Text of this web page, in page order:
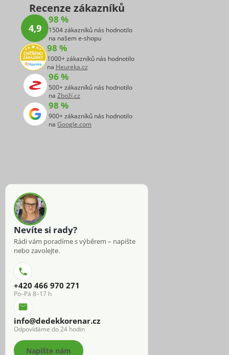
Recenze zákazníků
4,9
98 %
1504 zákazníků nás hodnotilo
na našem e-shopu
98 %
1000+ zákazníků nás hodnotilo
na Heureka.cz
96 %
500+ zákazníků nás hodnotilo
na Zboží.cz
98 %
900+ zákazníků nás hodnotilo
na Google.com
Nevíte si rady?
Rádi vám poradíme s výběrem – napište
nebo zavolejte.
+420 466 970 271
Po–Pá 8–17 h
info@dedekkorenar.cz
Odpovídáme do 24 hodin
Napište nám